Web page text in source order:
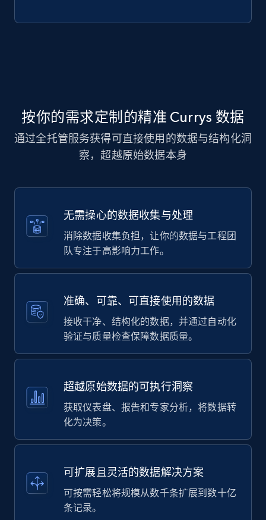
按你的需求定制的精准 Currys 数据
通过全托管服务获得可直接使用的数据与结构化洞
察，超越原始数据本身
无需操心的数据收集与处理
消除数据收集负担，让你的数据与工程团
队专注于高影响力工作。
准确、可靠、可直接使用的数据
接收干净、结构化的数据，并通过自动化
验证与质量检查保障数据质量。
超越原始数据的可执行洞察
获取仪表盘、报告和专家分析，将数据转
化为决策。
可扩展且灵活的数据解决方案
可按需轻松将规模从数千条扩展到数十亿
条记录。